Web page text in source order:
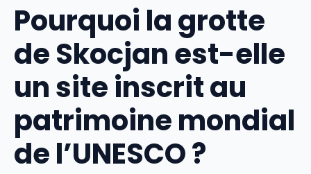
Pourquoi la grotte
de Skocjan est-elle
un site inscrit au
patrimoine mondial
de l’UNESCO ?